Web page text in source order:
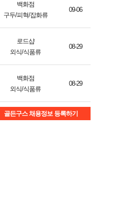
백화점
구두/피혁/잡화류
09-06
로드샵
외식/식품류
08-29
백화점
외식/식품류
08-29
골든구스 채용정보 등록하기